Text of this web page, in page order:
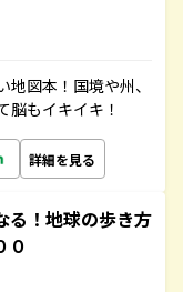
図本！国境や州、
脳もイキイキ！
詳細を見る
る！地球の歩き方
０